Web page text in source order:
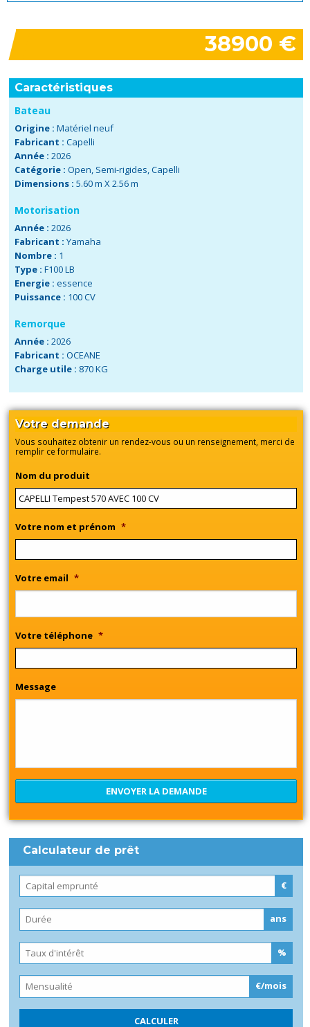
38900 €
Caractéristiques
Bateau
Origine : Matériel neuf
Fabricant : Capelli
Année : 2026
Catégorie : Open, Semi-rigides,Capelli
Dimensions : 5.60 m X 2.56 m
Motorisation
Année : 2026
Fabricant : Yamaha
Nombre : 1
Type : F100 LB
Energie : essence
Puissance : 100 CV
Remorque
Année : 2026
Fabricant : OCEANE
Charge utile : 870 KG
Votre demande
Vous souhaitez obtenir un rendez-vous ou un renseignement, merci de
remplir ce formulaire.
Nom du produit
Votre nom et prénom *
Votre email *
Votre téléphone *
Message
Calculateur de prêt
€
ans
%
€/mois